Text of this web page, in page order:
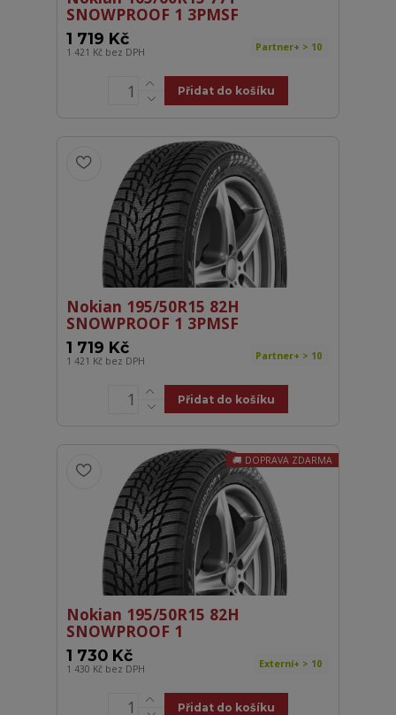
SNOWPROOF 1 3PMSF
1 719 Kč
1 421 Kč bez DPH Partner+ > 10
Přidat do košíku
Nokian 195/50R15 82H
SNOWPROOF 1 3PMSF
1 719 Kč
1 421 Kč bez DPH Partner+ > 10
Přidat do košíku
DOPRAVA ZDARMA
Nokian 195/50R15 82H
SNOWPROOF 1
1 730 Kč
1 430 Kč bez DPH Externí+ > 10
Přidat do košíku